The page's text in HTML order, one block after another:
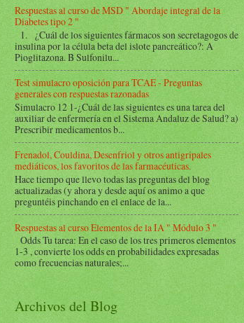
Respuestas al curso de MSD " Abordaje integral de la
Diabetes tipo 2 "
1. ¿Cuál de los siguientes fármacos son secretagogos de
insulina por la célula beta del islote pancreático?: A
Pioglitazona. B Sulfonilu...
Test simulacro oposición para TCAE - Preguntas
generales con respuestas razonadas
Simulacro 12 1-¿Cuál de las siguientes es una tarea del
auxiliar de enfermería en el Sistema Andaluz de Salud? a)
Prescribir medicamentos b...
Frenadol, Couldina, Desenfriol y otros antigripales
mediáticos, los favoritos de las farmacéuticas.
Hace tiempo que llevo todas las preguntas del blog
actualizadas (y ahora y desde aquí os animo a que
preguntéis pinchando en el enlace de la...
Respuestas al curso Elementos de la IA " Módulo 3 "
Odds Tu tarea: En el caso de los tres primeros elementos
1-3 , convierte los odds en probabilidades expresadas
como frecuencias naturales;...
Archivos del Blog